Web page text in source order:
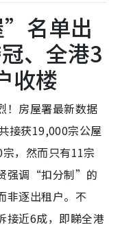
名单出
、全港3
收楼
房屋署最新数据
接获19,000宗公屋
，然而只有11宗
强调“扣分制”的
非逐出租户。不
接近6成，即睇全港